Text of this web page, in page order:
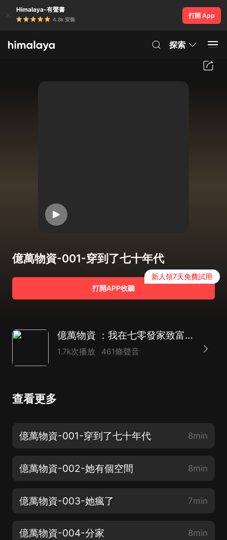
Himalaya-有聲書
4.8k 安裝
打開 App
探索
億萬物資-001-穿到了七十年代
打開APP收聽
新人領7天免費試用
億萬物資 ：我在七零發家致富｜重生女強｜年代空間｜多人有聲劇｜
1.7k次播放 461條聲音
查看更多
億萬物資-001-穿到了七十年代 8min
億萬物資-002-她有個空間 8min
億萬物資-003-她瘋了 7min
億萬物資-004-分家 8min